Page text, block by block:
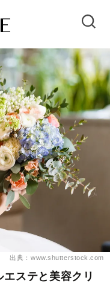
出典：www.shutterstock.com
ステと美容クリ